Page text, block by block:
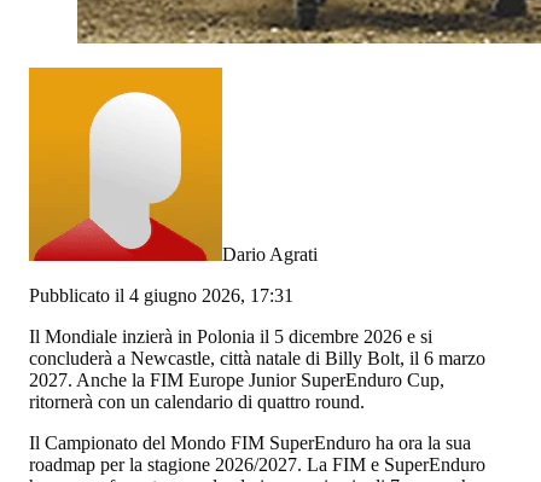
Dario Agrati
Pubblicato il 4 giugno 2026, 17:31
Il Mondiale inzierà in Polonia il 5 dicembre 2026 e si
concluderà a Newcastle, città natale di Billy Bolt, il 6 marzo
2027. Anche la FIM Europe Junior SuperEnduro Cup,
ritornerà con un calendario di quattro round.
Il Campionato del Mondo FIM SuperEnduro ha ora la sua
roadmap per la stagione 2026/2027. La FIM e SuperEnduro